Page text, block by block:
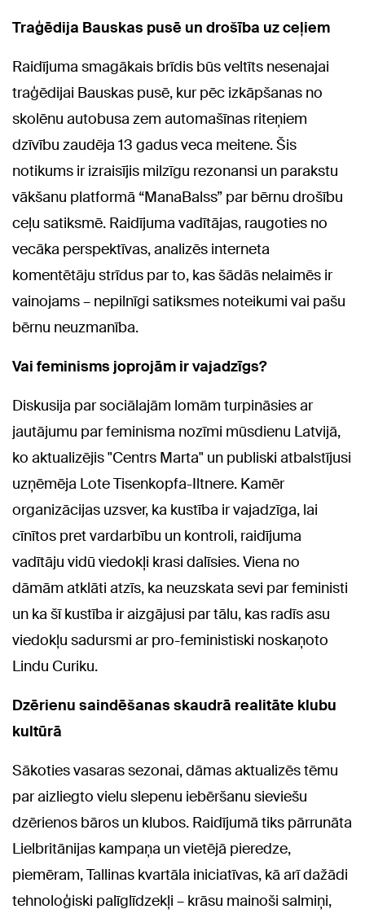
Traģēdija Bauskas pusē un drošība uz ceļiem
Raidījuma smagākais brīdis būs veltīts nesenajai
traģēdijai Bauskas pusē, kur pēc izkāpšanas no
skolēnu autobusa zem automašīnas riteņiem
dzīvību zaudēja 13 gadus veca meitene. Šis
notikums ir izraisījis milzīgu rezonansi un parakstu
vākšanu platformā “ManaBalss” par bērnu drošību
ceļu satiksmē. Raidījuma vadītājas, raugoties no
vecāka perspektīvas, analizēs interneta
komentētāju strīdus par to, kas šādās nelaimēs ir
vainojams – nepilnīgi satiksmes noteikumi vai pašu
bērnu neuzmanība.
Vai feminisms joprojām ir vajadzīgs?
Diskusija par sociālajām lomām turpināsies ar
jautājumu par feminisma nozīmi mūsdienu Latvijā,
ko aktualizējis "Centrs Marta" un publiski atbalstījusi
uzņēmēja Lote Tisenkopfa-Iltnere. Kamēr
organizācijas uzsver, ka kustība ir vajadzīga, lai
cīnītos pret vardarbību un kontroli, raidījuma
vadītāju vidū viedokļi krasi dalīsies. Viena no
dāmām atklāti atzīs, ka neuzskata sevi par feministi
un ka šī kustība ir aizgājusi par tālu, kas radīs asu
viedokļu sadursmi ar pro-feministiski noskaņoto
Lindu Curiku.
Dzērienu saindēšanas skaudrā realitāte klubu
kultūrā
Sākoties vasaras sezonai, dāmas aktualizēs tēmu
par aizliegto vielu slepenu iebēršanu sieviešu
dzērienos bāros un klubos. Raidījumā tiks pārrunāta
Lielbritānijas kampaņa un vietējā pieredze,
piemēram, Tallinas kvartāla iniciatīvas, kā arī dažādi
tehnoloģiski palīglīdzekļi – krāsu mainoši salmiņi,